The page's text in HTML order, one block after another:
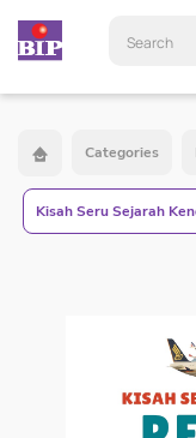
Categories
Kisah Seru Sejarah